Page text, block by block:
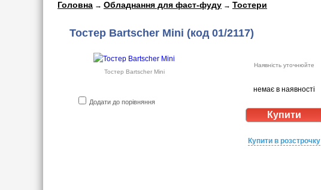
Головна → Обладнання для фаст-фуду → Тостери
Тостер Bartscher Mini (код 01/2117)
Тостер Bartscher Mini
Додати до порівняння
Наявність уточнюйте
немає в наявності
Купити в розстрочку